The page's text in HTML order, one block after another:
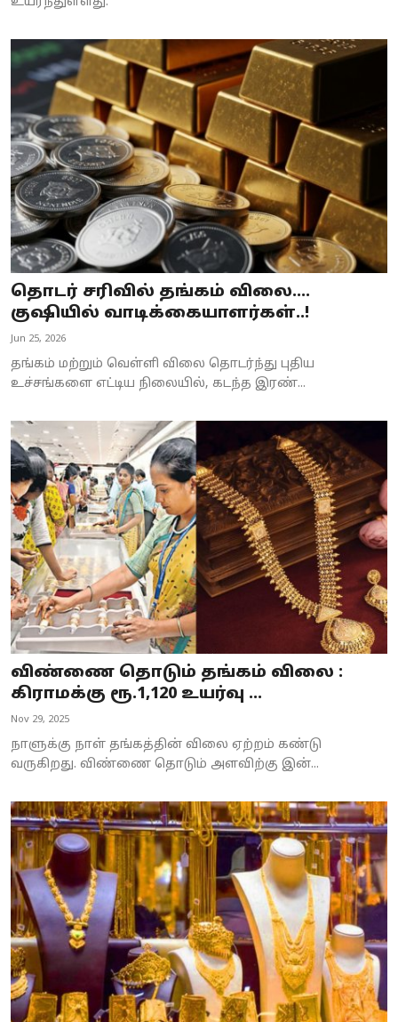
தொடர் சரிவில் தங்கம் விலை....
குஷியில் வாடிக்கையாளர்கள்..!
Jun 25, 2026
தங்கம் மற்றும் வெள்ளி விலை தொடர்ந்து புதிய
உச்சங்களை எட்டிய நிலையில், கடந்த இரண்...
விண்ணை தொடும் தங்கம் விலை :
கிராமக்கு ரூ.1,120 உயர்வு ...
Nov 29, 2025
நாளுக்கு நாள் தங்கத்தின் விலை ஏற்றம் கண்டு
வருகிறது. விண்ணை தொடும் அளவிற்கு இன்...